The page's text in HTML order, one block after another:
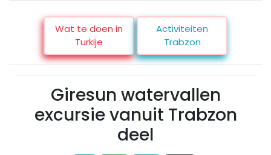
Wat te doen in
Turkije
Activiteiten
Trabzon
Giresun watervallen
excursie vanuit Trabzon
deel